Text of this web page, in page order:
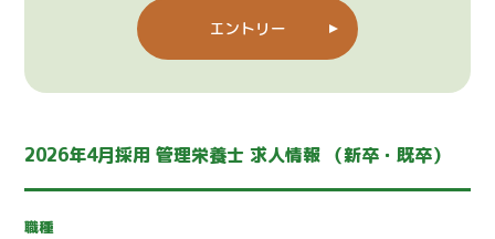
エントリー
2026年4月採用 管理栄養士 求人情報 （新卒・既卒）
職種